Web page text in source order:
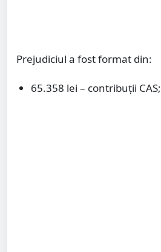
Prejudiciul a fost format din:
65.358 lei – contribuții CAS;